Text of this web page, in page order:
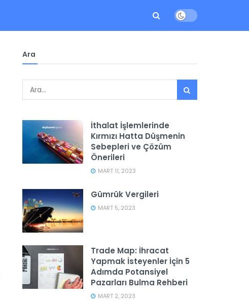
Ara
İthalat İşlemlerinde
Kırmızı Hatta Düşmenin
Sebepleri ve Çözüm
Önerileri
MART 11, 2023
Gümrük Vergileri
MART 5, 2023
Trade Map: İhracat
Yapmak İsteyenler İçin 5
Adımda Potansiyel
Pazarları Bulma Rehberi
MART 2, 2023